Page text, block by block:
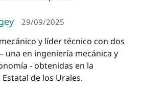
29/09/2025
y líder técnico con dos
una en ingeniería mecánica y
- obtenidas en la
de los Urales.